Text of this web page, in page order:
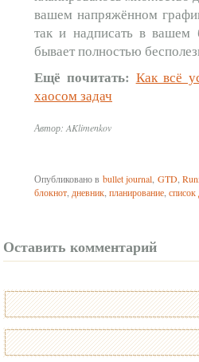
вашем напряжённом
так и надписать в
бывает полностью
Ещё почитать: Как всё
хаосом задач
Автор: AKlimenkov
Опубликовано в bullet journal, GTD,
блокнот,дневник,планирование,список
Оставить комментарий